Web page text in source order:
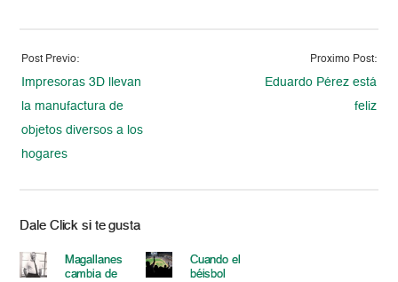
Post Previo:
Impresoras 3D llevan
la manufactura de
objetos diversos a los
hogares
Proximo Post:
Eduardo Pérez está
feliz
Dale Click si te gusta
Magallanes
cambia de
Cuando el
béisbol